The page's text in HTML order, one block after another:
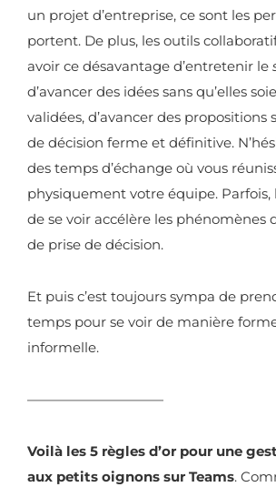
un projet d’entreprise, ce sont les
portent. De plus, les outils
avoir ce désavantage d’entretenir le
d’avancer des idées sans qu’elles
validées, d’avancer des propositions
de décision ferme et définitive.
des temps d’échange où vous
physiquement votre équipe.
de se voir accélère les phénomènes
de prise de décision.
Et puis c’est toujours sympa de
temps pour se voir de manière
informelle.
——————————
Voilà les 5 règles d’or pour une
aux petits oignons sur Teams.